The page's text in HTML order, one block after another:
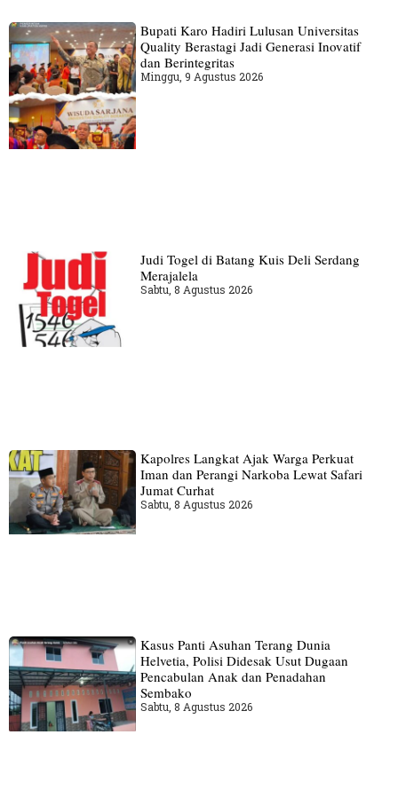
Bupati Karo Hadiri Lulusan Universitas
Quality Berastagi Jadi Generasi Inovatif
dan Berintegritas
Minggu, 9 Agustus 2026
Judi Togel di Batang Kuis Deli Serdang
Merajalela
Sabtu, 8 Agustus 2026
Kapolres Langkat Ajak Warga Perkuat
Iman dan Perangi Narkoba Lewat Safari
Jumat Curhat
Sabtu, 8 Agustus 2026
Kasus Panti Asuhan Terang Dunia
Helvetia, Polisi Didesak Usut Dugaan
Pencabulan Anak dan Penadahan
Sembako
Sabtu, 8 Agustus 2026